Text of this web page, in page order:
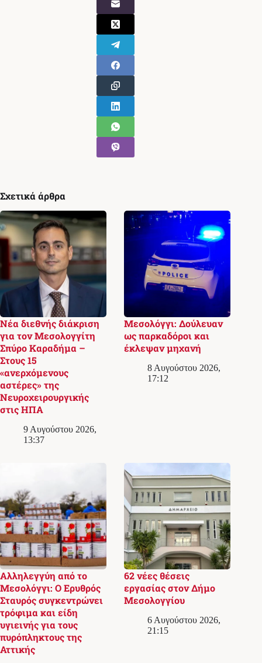
Σχετικά άρθρα
Νέα διεθνής διάκριση
για τον Μεσολογγίτη
Σπύρο Καραδήμα –
Στους 15
«ανερχόμενους
αστέρες» της
Νευροχειρουργικής
στις ΗΠΑ
9 Αυγούστου 2026,
13:37
Μεσολόγγι: Δούλευαν
ως παρκαδόροι και
έκλεψαν μηχανή
8 Αυγούστου 2026,
17:12
Αλληλεγγύη από το
Μεσολόγγι: Ο Ερυθρός
Σταυρός συγκεντρώνει
τρόφιμα και είδη
υγιεινής για τους
πυρόπληκτους της
Αττικής
62 νέες θέσεις
εργασίας στον Δήμο
Μεσολογγίου
6 Αυγούστου 2026,
21:15